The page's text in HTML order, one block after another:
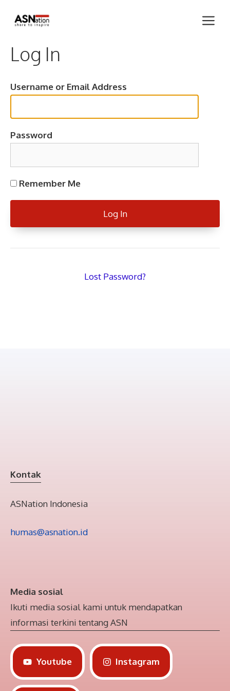
Log In
Username or Email Address
Password
Remember Me
Lost Password?
Kontak
ASNation Indonesia
humas@asnation.id
Media sosial
Ikuti media sosial kami untuk mendapatkan
informasi terkini tentang ASN
Youtube Instagram